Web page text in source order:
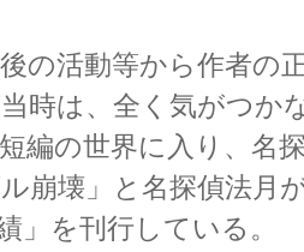
の活動等から作者の
時は、全く気がつか
編の世界に入り、名
崩壊」と名探偵法月
」を刊行している。